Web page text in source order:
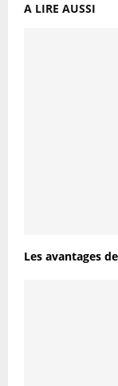
A LIRE AUSSI
Les avantages